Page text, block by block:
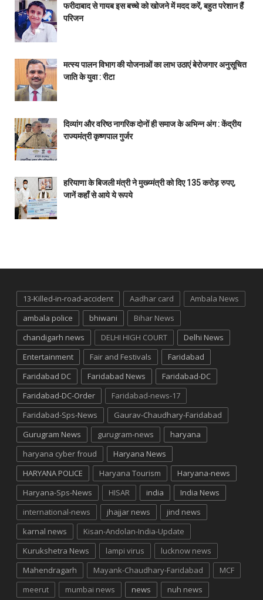
फरीदाबाद से गायब इस बच्चे को खोजने में मदद करें, बहुत परेशान हैं
परिजन
मत्स्य पालन विभाग की योजनाओं का लाभ उठाएं बेरोजगार अनुसूचित
जाति के युवा : रीटा
दिव्यांग और वरिष्ठ नागरिक दोनों ही समाज के अभिन्न अंग : केंद्रीय
राज्यमंत्री कृष्णपाल गुर्जर
हरियाणा के बिजली मंत्री ने मुख्य्मंत्री को दिए 135 करोड़ रुपए,
जानें कहाँ से आये ये रूपये
13-Killed-in-road-accident Aadhar card
Ambala News
ambala police
bhiwani
Bihar News
chandigarh news
DELHI HIGH COURT
Delhi News
Entertainment
Fair and Festivals
Faridabad
Faridabad DC
Faridabad News
Faridabad-DC
Faridabad-DC-Order
Faridabad-news-17
Faridabad-Sps-News
Gaurav-Chaudhary-Faridabad
Gurugram News
gurugram-news
haryana
haryana cyber froud
Haryana News
HARYANA POLICE
Haryana Tourism
Haryana-news
Haryana-Sps-News
HISAR india
India News
international-news
jhajjar news
jind news
karnal news
Kisan-Andolan-India-Update
Kurukshetra News
lampi virus
lucknow news
Mahendragarh
Mayank-Chaudhary-Faridabad
MCF
meerut
mumbai news news nuh news